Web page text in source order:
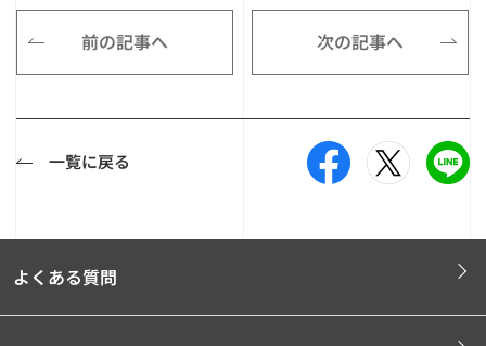
前の記事へ 次の記事へ
一覧に戻る
よくある質問